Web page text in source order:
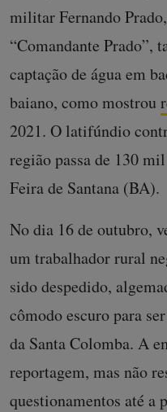
militar Fernando
“Comandante Prado”,
captação de água em
baiano, como mostrou
2021. O latifúndio
região passa de 130
Feira de Santana (BA).
No dia 16 de outubro,
um trabalhador rural
sido despedido,
cômodo escuro para
da Santa Colomba. A
reportagem, mas não
questionamentos até a